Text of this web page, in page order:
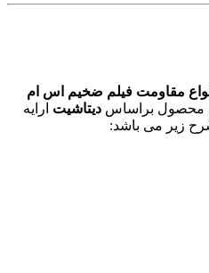
مقاومت فیلم ضخیم اس ام
دیتاشیت ارایه
زیر می باشد: